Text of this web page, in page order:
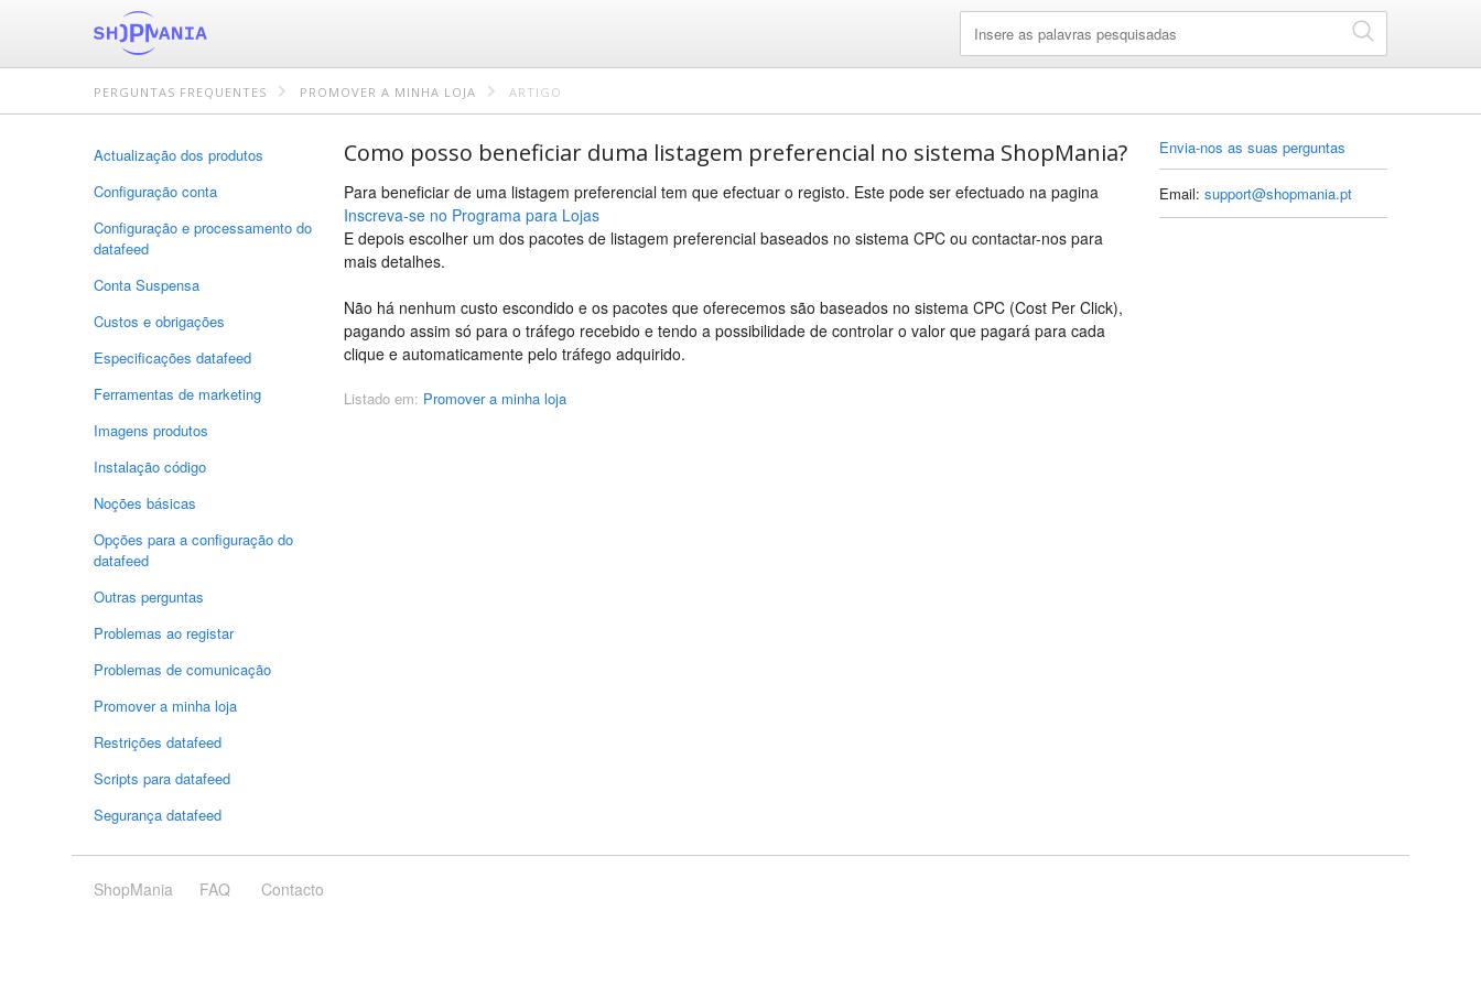
PERGUNTAS FREQUENTES PROMOVER A MINHA LOJA ARTIGO
Actualização dos produtos
Configuração conta
Configuração e processamento do
datafeed
Conta Suspensa
Custos e obrigações
Especificações datafeed
Ferramentas de marketing
Imagens produtos
Instalação código
Noções básicas
Opções para a configuração do
datafeed
Outras perguntas
Problemas ao registar
Problemas de comunicação
Promover a minha loja
Restrições datafeed
Scripts para datafeed
Segurança datafeed
Como posso beneficiar duma listagem preferencial no sistema ShopMania?
Para beneficiar de uma listagem preferencial tem que efectuar o registo. Este pode ser efectuado na pagina
Inscreva-se no Programa para Lojas
E depois escolher um dos pacotes de listagem preferencial baseados no sistema CPC ou contactar-nos para
mais detalhes.
Não há nenhum custo escondido e os pacotes que oferecemos são baseados no sistema CPC (Cost Per Click),
pagando assim só para o tráfego recebido e tendo a possibilidade de controlar o valor que pagará para cada
clique e automaticamente pelo tráfego adquirido.
Listado em: Promover a minha loja
Envia-nos as suas perguntas
Email: support@shopmania.pt
ShopMania FAQ Contacto